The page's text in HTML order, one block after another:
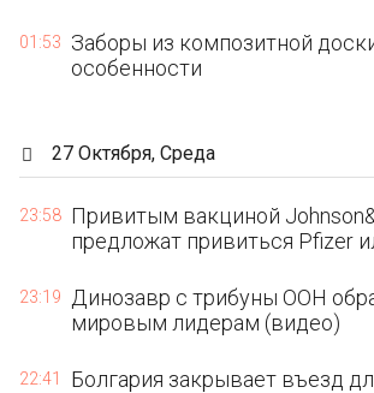
01:53
Заборы из композитной
особенности
27 Октября, Среда
23:58 Привитым вакциной
предложат привиться Pfizer
23:19
Динозавр с трибуны ООН
мировым лидерам (видео)
22:41 Болгария закрывает въезд